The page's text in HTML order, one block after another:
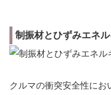
制振材とひずみエネ
クルマの衝突安全性にお